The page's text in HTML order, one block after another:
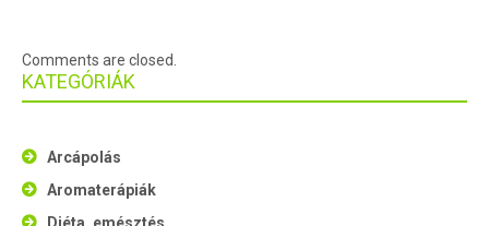
Comments are closed.
KATEGÓRIÁK
Arcápolás
Aromaterápiák